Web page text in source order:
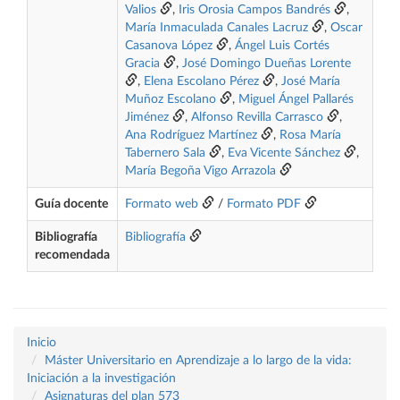
Valios
, Iris Orosia Campos Bandrés
,
María Inmaculada Canales Lacruz
, Oscar
Casanova López
, Ángel Luis Cortés
Gracia
, José Domingo Dueñas Lorente
, Elena Escolano Pérez , José María
Muñoz Escolano
, Miguel Ángel Pallarés
Jiménez
, Alfonso Revilla Carrasco
,
Ana Rodríguez Martínez
, Rosa María
Tabernero Sala
, Eva Vicente Sánchez
,
María Begoña Vigo Arrazola
Guía docente Formato web / Formato PDF
Bibliografía
recomendada
Bibliografía
Inicio
Máster Universitario en Aprendizaje a lo largo de la vida:
Iniciación a la investigación
Asignaturas del plan 573